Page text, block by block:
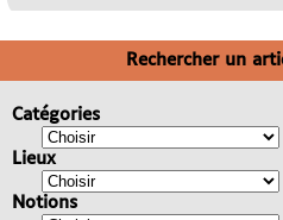
Rechercher un
Catégories
Lieux
Notions